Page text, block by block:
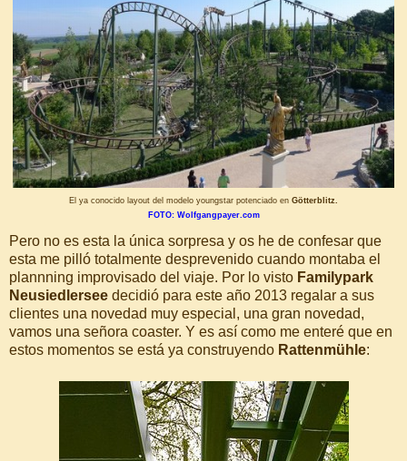
El ya conocido layout del modelo youngstar potenciado en Götterblitz.
FOTO: Wolfgangpayer.com
Pero no es esta la única sorpresa y os he de confesar que
esta me pilló totalmente desprevenido cuando montaba el
plannning improvisado del viaje. Por lo visto Familypark
Neusiedlersee decidió para este año 2013 regalar a sus
clientes una novedad muy especial, una gran novedad,
vamos una señora coaster. Y es así como me enteré que en
estos momentos se está ya construyendo Rattenmühle: